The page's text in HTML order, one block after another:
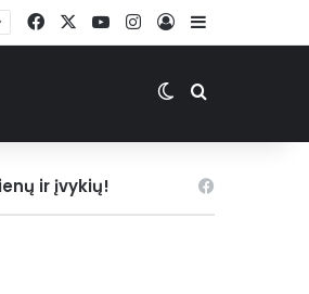
FacebookYouTubeInstagramPrisijungti
Sidebar
Switch skin
Ieškoti
ir įvykių!